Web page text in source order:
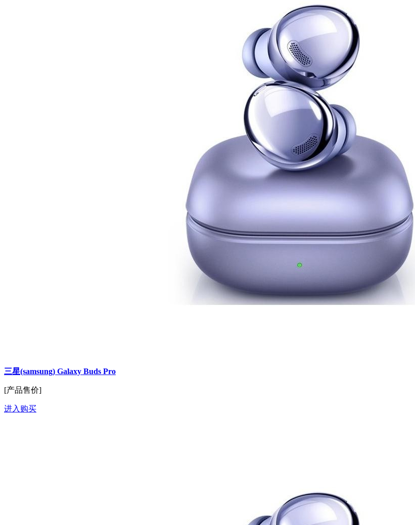
三星(samsung) Galaxy Buds Pro
[产品售价]
进入购买